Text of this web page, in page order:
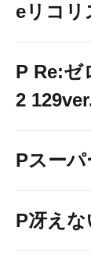
eリコリ
P Re:ゼ
2
Pスーパ
P冴え